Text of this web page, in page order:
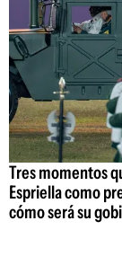
Tres momentos
Espriella como
cómo será su